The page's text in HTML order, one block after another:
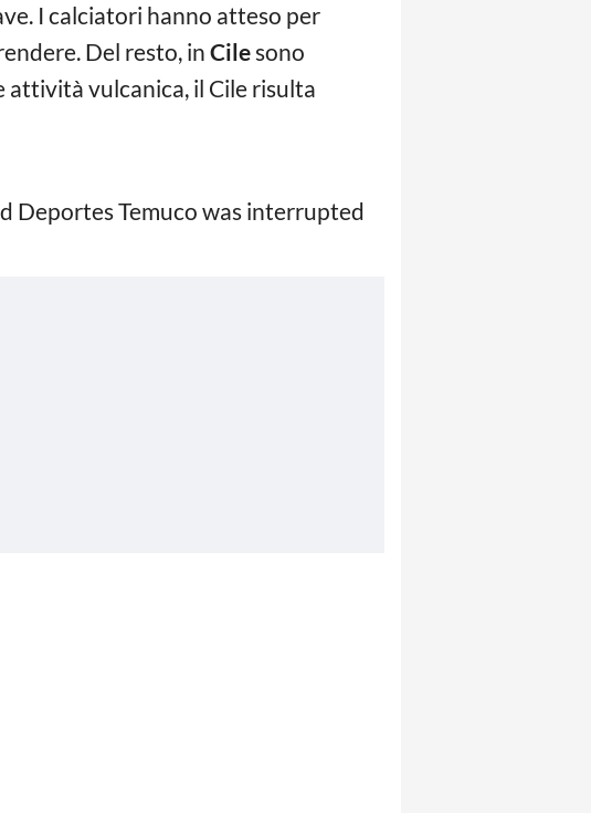
I calciatori hanno atteso per
Del resto, in Cilesono
attività vulcanica, il Cile risulta
Deportes Temuco was interrupted